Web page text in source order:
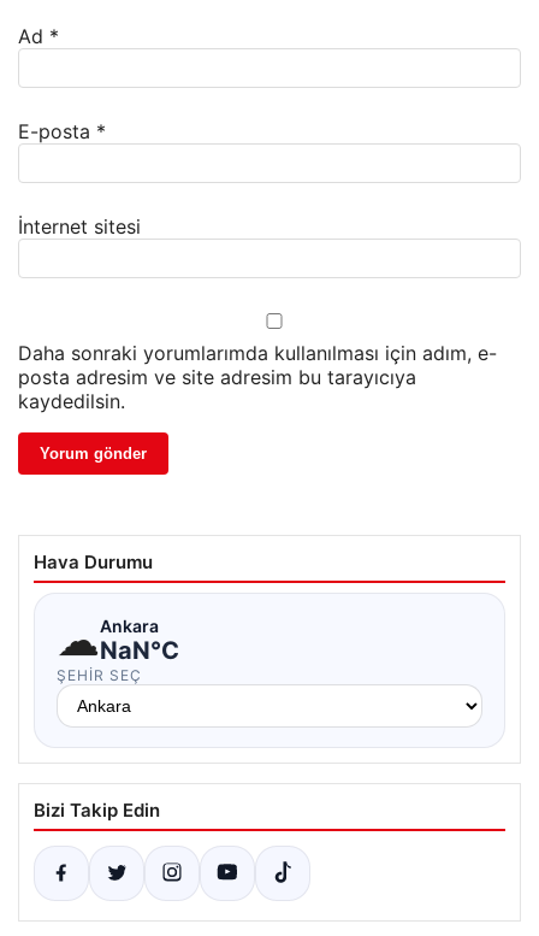
Ad *
E-posta *
İnternet sitesi
Daha sonraki yorumlarımda kullanılması için adım, e-
posta adresim ve site adresim bu tarayıcıya
kaydedilsin.
Hava Durumu
☁Ankara
NaN°C
ŞEHIR SEÇ
Bizi Takip Edin